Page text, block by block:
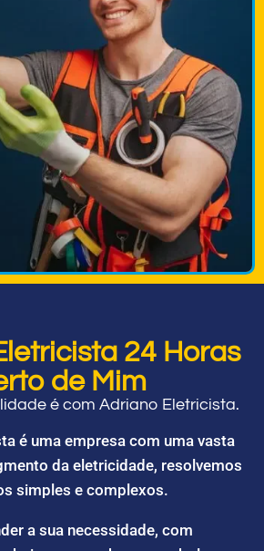
24 Horas
de Mim
é com Adriano Eletricista.
é uma empresa com uma vasta
da eletricidade, resolvemos
simples e complexos.
a sua necessidade, com